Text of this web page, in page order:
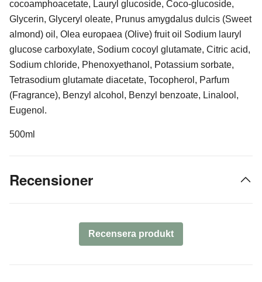
cocoamphoacetate, Lauryl glucoside, Coco-glucoside,
Glycerin, Glyceryl oleate, Prunus amygdalus dulcis (Sweet
almond) oil, Olea europaea (Olive) fruit oil Sodium lauryl
glucose carboxylate, Sodium cocoyl glutamate, Citric acid,
Sodium chloride, Phenoxyethanol, Potassium sorbate,
Tetrasodium glutamate diacetate, Tocopherol, Parfum
(Fragrance), Benzyl alcohol, Benzyl benzoate, Linalool,
Eugenol.
500ml
Recensioner
Recensera produkt